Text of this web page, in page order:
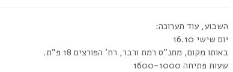
השבוע, עוד תערוכה:
יום שישי 16.10
באותו מקום, מתנ"ס רמת ורבר, רח' הפורצים 18 פ"ת.
שעות פתיחה 1600-1000